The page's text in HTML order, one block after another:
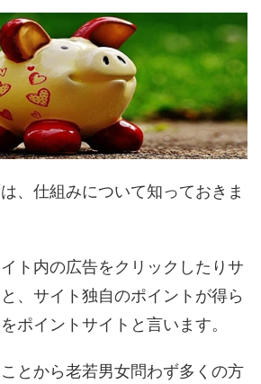
、仕組みについて知っておきま
ト内の広告をクリックしたりサ
、サイト独自のポイントが得ら
ポイントサイトと言います。
とから老若男女問わず多くの方